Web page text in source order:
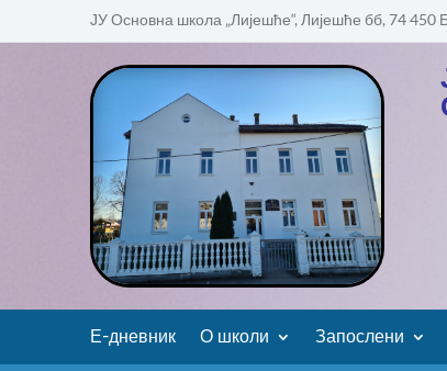
ЈУ Основна школа „Лијешће“, Лијешће бб, 74 450
Е-дневник О школи Запослени